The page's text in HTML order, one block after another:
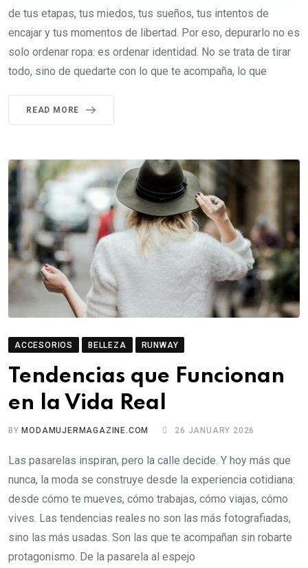
de tus etapas, tus miedos, tus sueños, tus intentos de
encajar y tus momentos de libertad. Por eso, depurarlo no es
solo ordenar ropa: es ordenar identidad. No se trata de tirar
todo, sino de quedarte con lo que te acompaña, lo que
READ MORE
ACCESORIOS BELLEZA RUNWAY
Tendencias que Funcionan
en la Vida Real
BYMODAMUJERMAGAZINE.COM 26 JANUARY 2026
Las pasarelas inspiran, pero la calle decide. Y hoy más que
nunca, la moda se construye desde la experiencia cotidiana:
desde cómo te mueves, cómo trabajas, cómo viajas, cómo
vives. Las tendencias reales no son las más fotografiadas,
sino las más usadas. Son las que te acompañan sin robarte
protagonismo. De la pasarela al espejo